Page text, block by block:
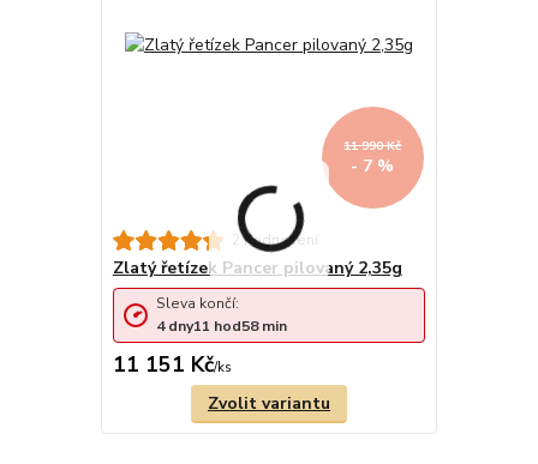
11 990 Kč
- 7 %
2 hodnocení
Zlatý řetízek Pancer pilovaný 2,35g
11 151 Kč/ks
Sleva končí:
4 dny11 hod58min
Zvolit variantu